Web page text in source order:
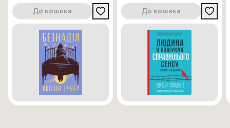
До кошика До кошика